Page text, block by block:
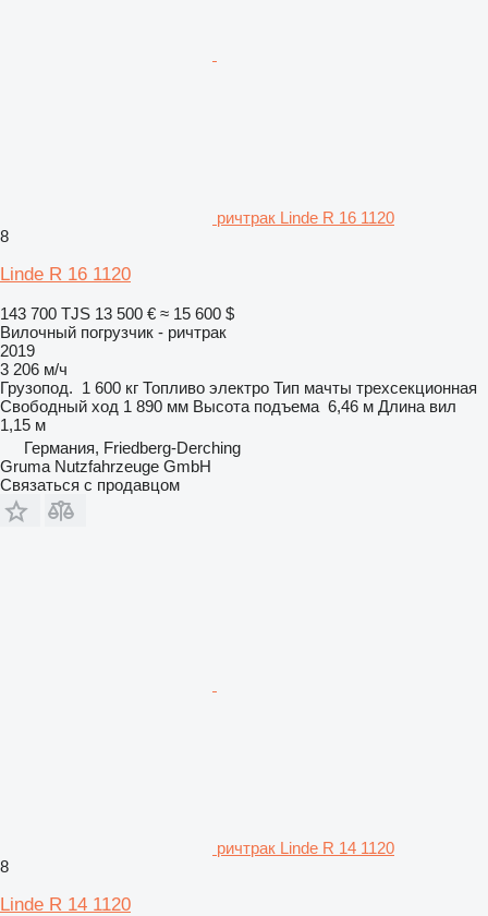
ричтрак Linde R 16 1120
8
Linde R 16 1120
143 700 TJS 13 500 € ≈ 15 600 $
Вилочный погрузчик - ричтрак
2019
3 206 м/ч
Грузопод. 1 600 кг Топливо электро Тип мачты трехсекционная
Свободный ход 1 890 мм Высота подъема 6,46 м Длина вил
1,15 м
Германия, Friedberg-Derching
Gruma Nutzfahrzeuge GmbH
Связаться с продавцом
ричтрак Linde R 14 1120
8
Linde R 14 1120